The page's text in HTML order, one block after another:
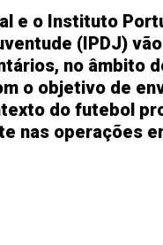
e o Instituto
(IPDJ)
no âmbito
o objetivo de
do futebol
nas operações